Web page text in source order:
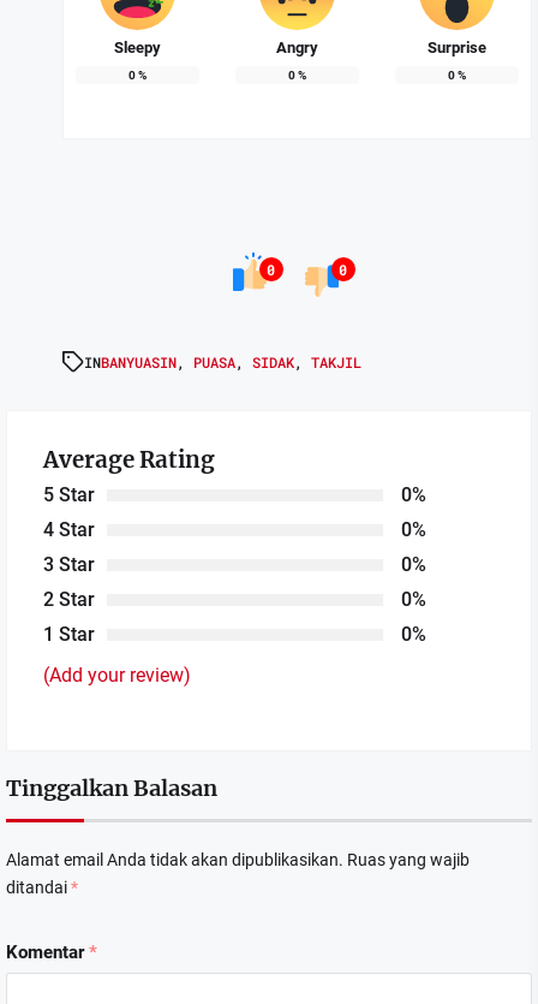
Sleepy
0%
Angry
0%
Surprise
0%
0 0
INBANYUASIN, PUASA, SIDAK, TAKJIL
Average Rating
5 Star
0%
4 Star
0%
3 Star
0%
2 Star
0%
1 Star
0%
(Add your review)
Tinggalkan Balasan
Alamat email Anda tidak akan dipublikasikan. Ruas yang wajib
ditandai*
Komentar*